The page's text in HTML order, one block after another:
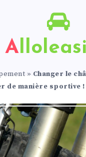
» Changer le
de manière sportive !